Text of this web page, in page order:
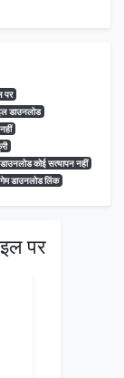
पर
डाउनलोड
कोई सत्यापन नहीं
डाउनलोड लिंक
पर